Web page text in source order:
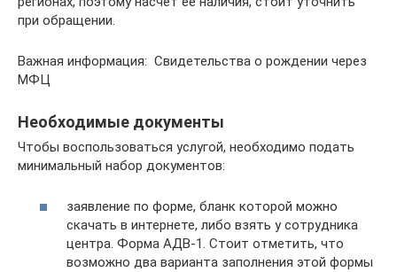
при обращении.
Важная информация: Свидетельства о рождении через
МФЦ
Необходимые документы
Чтобы воспользоваться услугой, необходимо подать
минимальный набор документов:
заявление по форме, бланк которой можно
скачать в интернете, либо взять у сотрудника
центра. Форма АДВ-1. Стоит отметить, что
возможно два варианта заполнения этой формы